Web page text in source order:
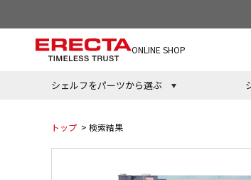
ONLINE SHOP
シェルフをパーツから選ぶ
トップ > 検索結果